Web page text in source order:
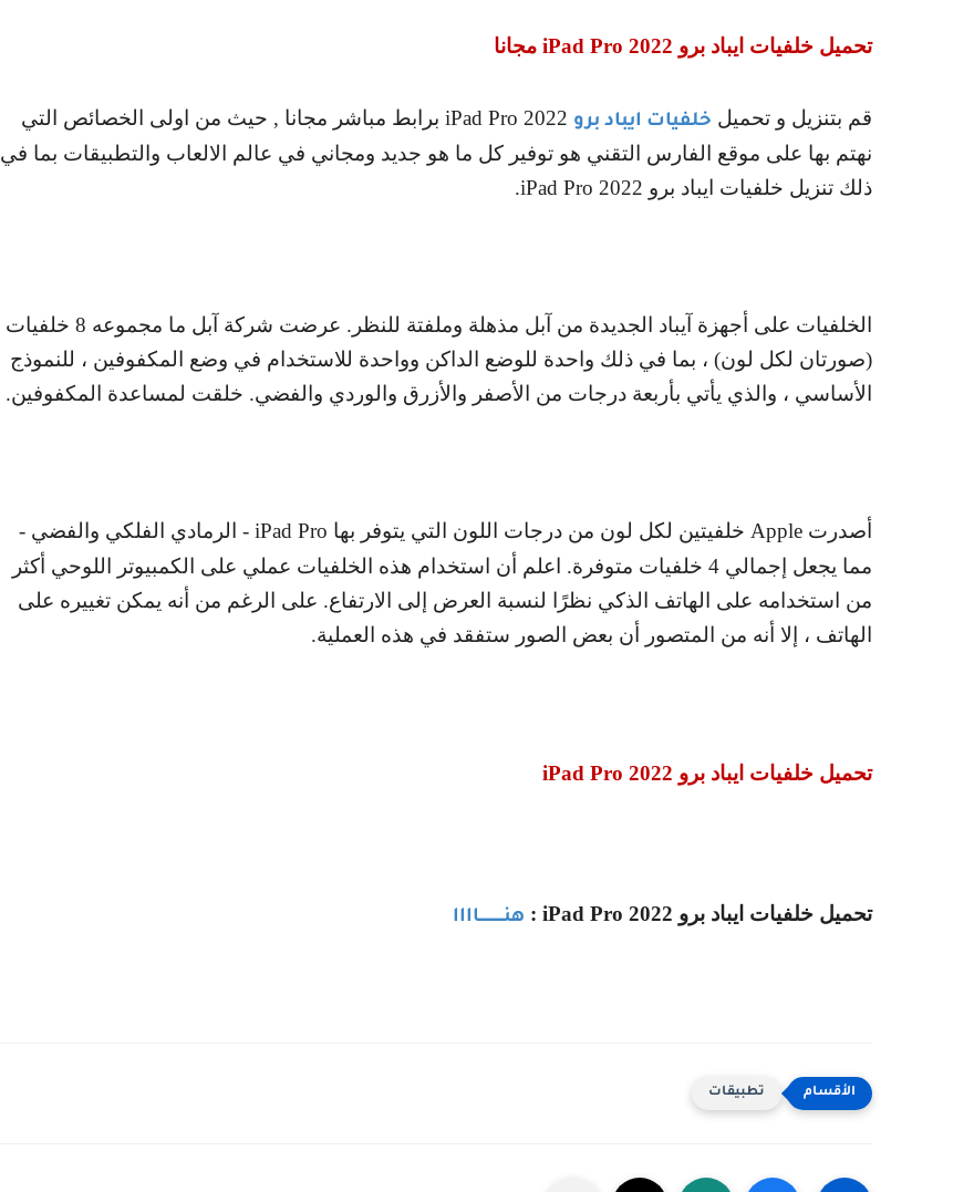
تحميل خلفيات ايباد برو iPad Pro 2022 مجانا
قم بتنزيل و تحميل خلفيات ايباد برو iPad Pro 2022 برابط مباشر مجانا , حيث من اولى الخصائص التي
نهتم بها على موقع الفارس التقني هو توفير كل ما هو جديد ومجاني في عالم الالعاب والتطبيقات بما في
ذلك تنزيل خلفيات ايباد برو iPad Pro 2022
.
الخلفيات على أجهزة آيباد الجديدة من آبل مذهلة وملفتة للنظر. عرضت شركة آبل ما مجموعه 8 خلفيات
(صورتان لكل لون) ، بما في ذلك واحدة للوضع الداكن وواحدة للاستخدام في وضع المكفوفين ، للنموذج
الأساسي ، والذي يأتي بأربعة درجات من الأصفر والأزرق والوردي والفضي. خلقت لمساعدة المكفوفين.
أصدرت Apple خلفيتين لكل لون من درجات اللون التي يتوفر بها iPad Pro - الرمادي الفلكي والفضي -
مما يجعل إجمالي 4 خلفيات متوفرة. اعلم أن استخدام هذه الخلفيات عملي على الكمبيوتر اللوحي أكثر
من استخدامه على الهاتف الذكي نظرًا لنسبة العرض إلى الارتفاع. على الرغم من أنه يمكن تغييره على
الهاتف ، إلا أنه من المتصور أن بعض الصور ستفقد في هذه العملية.
تحميل خلفيات ايباد برو iPad Pro 2022
تحميل خلفيات ايباد برو iPad Pro 2022
: هنـــــــــــاااا
تطبيقات